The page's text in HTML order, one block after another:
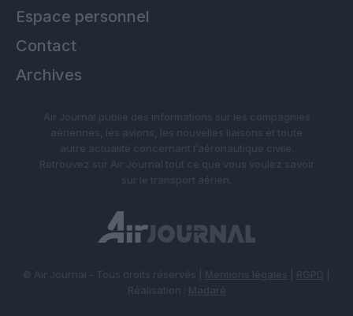
Espace personnel
Contact
Archives